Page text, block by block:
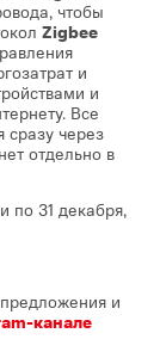
чтобы
Zigbee
и
и
Все
сразу через
отдельно в
по 31 декабря,
и
канале